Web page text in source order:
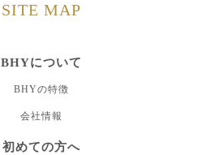
SITE MAP
BHYについて
BHYの特徴
会社情報
初めての方へ